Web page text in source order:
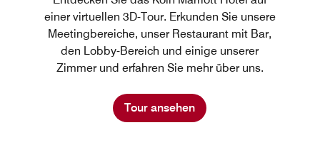
einer virtuellen 3D-Tour. Erkunden Sie unsere
Meetingbereiche, unser Restaurant mit Bar,
den Lobby-Bereich und einige unserer
Zimmer und erfahren Sie mehr über uns.
Tour ansehen